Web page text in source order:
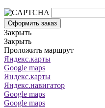
Оформить заказ
Закрыть
Закрыть
Проложить маршрут
Яндекс.карты
Google maps
Яндекс.карты
Яндекс.навигатор
Google maps
Google maps